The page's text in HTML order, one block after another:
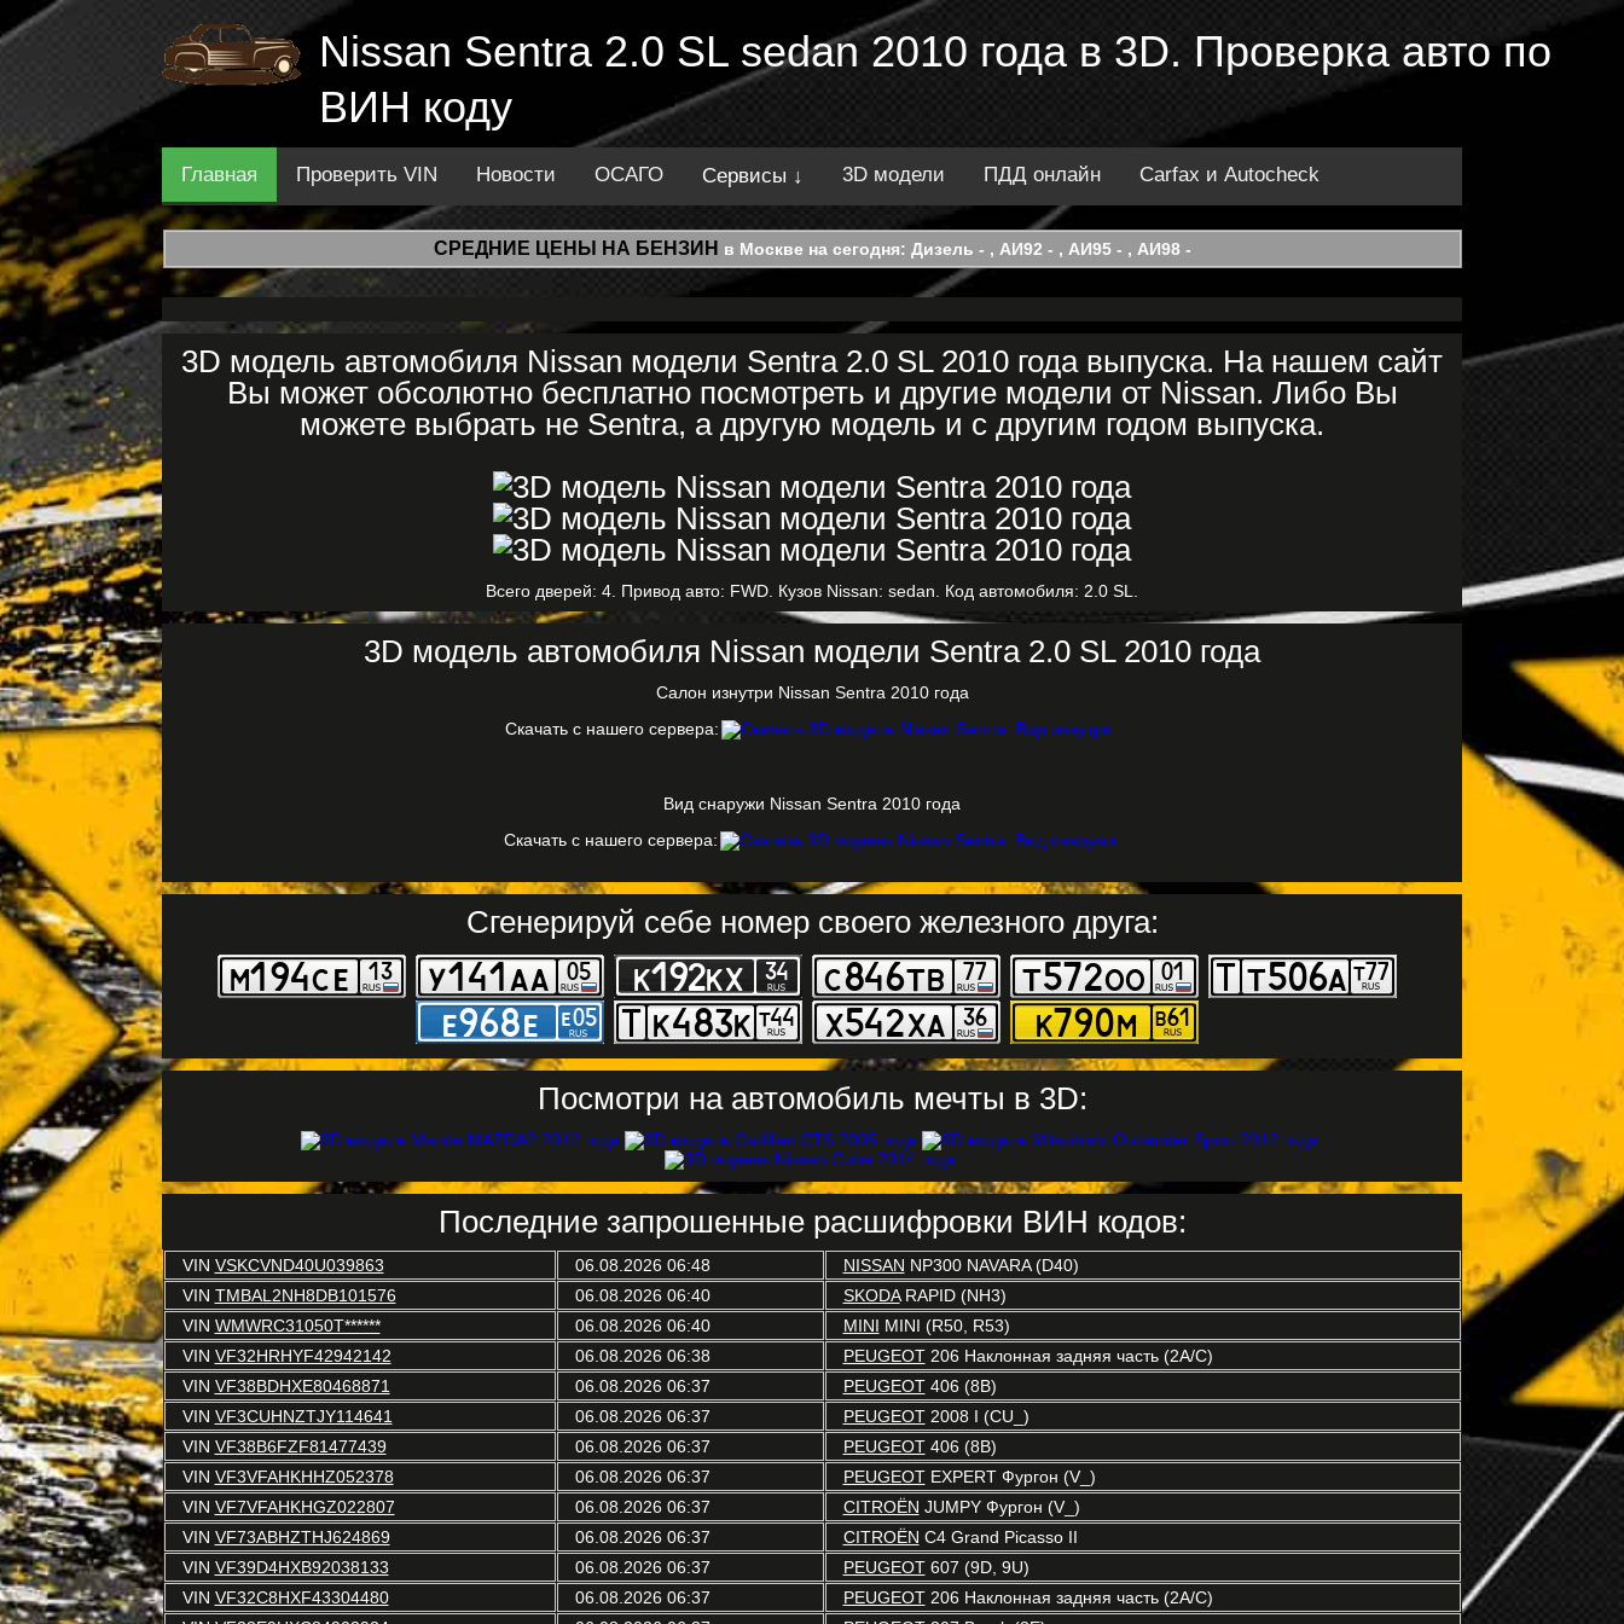
Nissan Sentra 2.0 SL sedan 2010 года в 3D. Проверка авто по
ВИН коду
Главная Проверить VIN Новости ОСАГО Сервисы ↓ 3D модели ПДД онлайн Carfax и Autocheck
СРЕДНИЕ ЦЕНЫ НА БЕНЗИН в Москве на сегодня: Дизель - , АИ92 - , АИ95 - , АИ98 -
3D модель автомобиля Nissan модели Sentra 2.0 SL 2010 года выпуска. На нашем сайт
Вы может обсолютно бесплатно посмотреть и другие модели от Nissan. Либо Вы
можете выбрать не Sentra, а другую модель и с другим годом выпуска.
Всего дверей: 4. Привод авто: FWD. Кузов Nissan: sedan. Код автомобиля: 2.0 SL.
3D модель автомобиля Nissan модели Sentra 2.0 SL 2010 года
Салон изнутри Nissan Sentra 2010 года
Скачать с нашего сервера:
Вид снаружи Nissan Sentra 2010 года
Скачать с нашего сервера:
Сгенерируй себе номер своего железного друга:
Посмотри на автомобиль мечты в 3D:
Последние запрошенные расшифровки ВИН кодов:
VIN VSKCVND40U039863 06.08.2026 06:48 NISSAN NP300 NAVARA (D40)
VIN TMBAL2NH8DB101576 06.08.2026 06:40 SKODARAPID (NH3)
VIN WMWRC31050T****** 06.08.2026 06:40 MINI MINI (R50, R53)
VIN VF32HRHYF42942142 06.08.2026 06:38 PEUGEOT206 Наклонная задняя часть (2A/C)
VIN VF38BDHXE80468871 06.08.2026 06:37 PEUGEOT406 (8B)
VIN VF3CUHNZTJY114641 06.08.2026 06:37 PEUGEOT2008 I (CU_)
VIN VF38B6FZF81477439 06.08.2026 06:37 PEUGEOT406 (8B)
VIN VF3VFAHKHHZ052378 06.08.2026 06:37 PEUGEOTEXPERT Фургон (V_)
VIN VF7VFAHKHGZ022807 06.08.2026 06:37 CITROËN JUMPY Фургон (V_)
VIN VF73ABHZTHJ624869 06.08.2026 06:37 CITROËN C4 Grand Picasso II
VIN VF39D4HXB92038133 06.08.2026 06:37 PEUGEOT607 (9D, 9U)
VIN VF32C8HXF43304480 06.08.2026 06:37 PEUGEOT206 Наклонная задняя часть (2A/C)